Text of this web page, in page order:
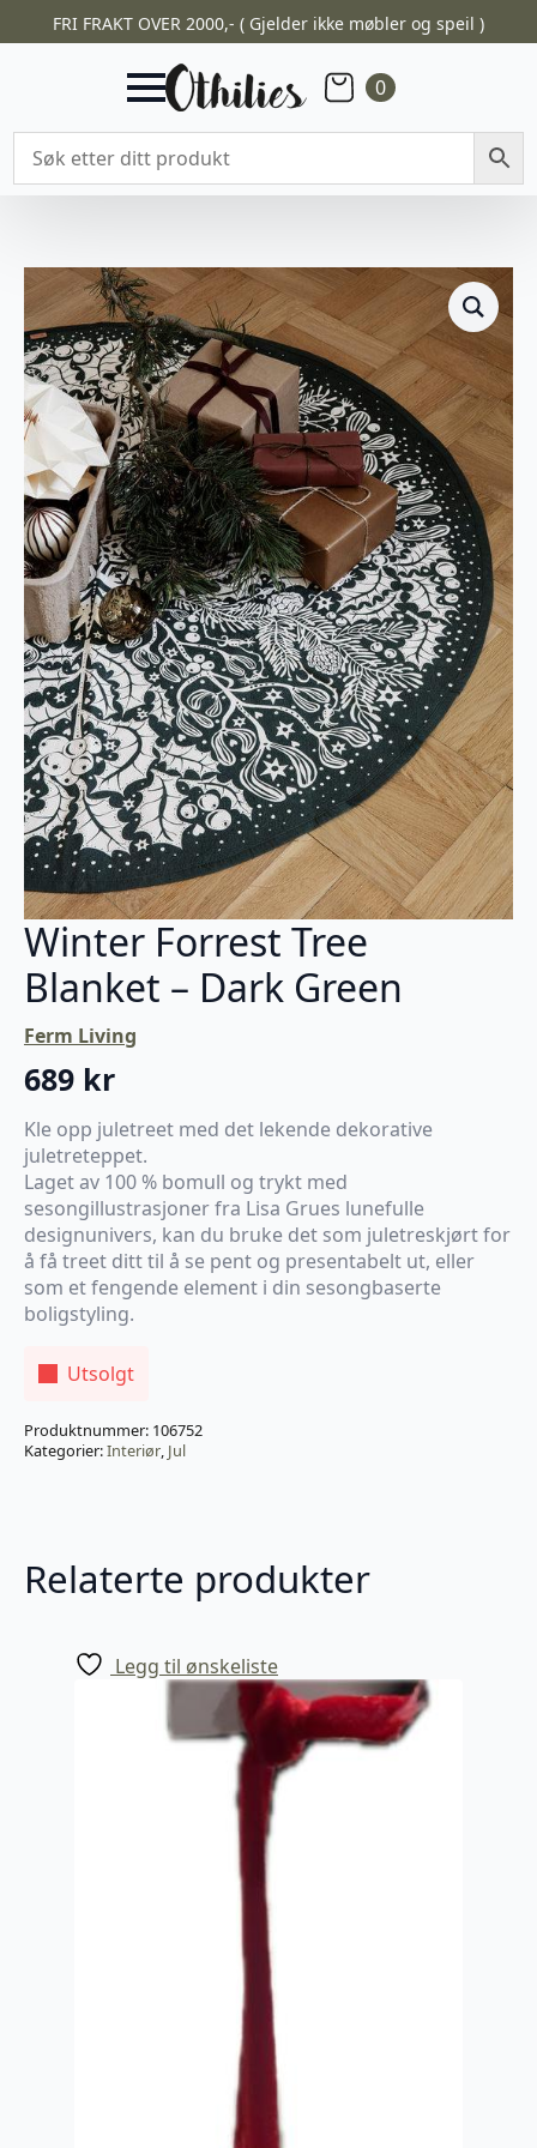
FRI FRAKT OVER 2000,- ( Gjelder ikke møbler og speil )
0
Winter Forrest Tree
Blanket – Dark Green
Ferm Living
689 kr
Kle opp juletreet med det lekende dekorative
juletreteppet.
Laget av 100 % bomull og trykt med
sesongillustrasjoner fra Lisa Grues lunefulle
designunivers, kan du bruke det som juletreskjørt for
å få treet ditt til å se pent og presentabelt ut, eller
som et fengende element i din sesongbaserte
boligstyling.
Utsolgt
Produktnummer: 106752
Kategorier:Interiør, Jul
Relaterte produkter
Legg til ønskeliste